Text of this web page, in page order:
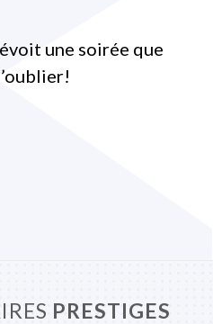
une soirée que
PRESTIGES